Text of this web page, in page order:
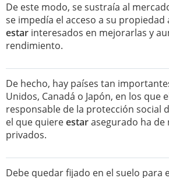
De este modo, se sustraía al
se impedía el acceso a su
estar interesados en mejorarlas y
rendimiento.
De hecho, hay países tan
Unidos, Canadá o Japón, en los que
responsable de la protección social
el que quiereestarasegurado ha
privados.
Debe quedar fijado en el suelo para